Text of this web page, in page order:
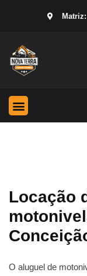
Matriz:
Locação
O aluguel de